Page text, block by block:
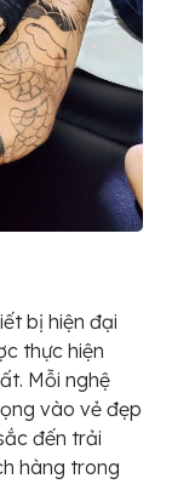
bị hiện đại
thực hiện
Mỗi nghệ
vào vẻ đẹp
đến trải
hàng trong